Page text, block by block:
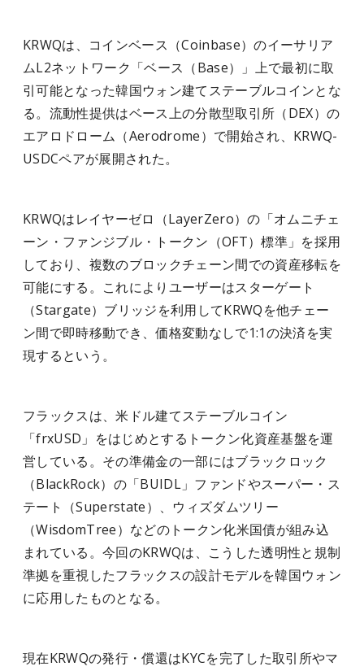
KRWQは、コインベース（Coinbase）のイーサリア
ムL2ネットワーク「ベース（Base）」上で最初に取
引可能となった韓国ウォン建てステーブルコインとな
る。流動性提供はベース上の分散型取引所（DEX）の
エアロドローム（Aerodrome）で開始され、KRWQ-
USDCペアが展開された。
KRWQはレイヤーゼロ（LayerZero）の「オムニチェ
ーン・ファンジブル・トークン（OFT）標準」を採用
しており、複数のブロックチェーン間での資産移転を
可能にする。これによりユーザーはスターゲート
（Stargate）ブリッジを利用してKRWQを他チェー
ン間で即時移動でき、価格変動なしで1:1の決済を実
現するという。
フラックスは、米ドル建てステーブルコイン
「frxUSD」をはじめとするトークン化資産基盤を運
営している。その準備金の一部にはブラックロック
（BlackRock）の「BUIDL」ファンドやスーパー・ス
テート（Superstate）、ウィズダムツリー
（WisdomTree）などのトークン化米国債が組み込
まれている。今回のKRWQは、こうした透明性と規制
準拠を重視したフラックスの設計モデルを韓国ウォン
に応用したものとなる。
現在KRWQの発行・償還はKYCを完了した取引所やマ